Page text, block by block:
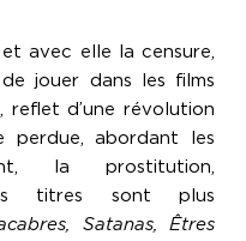
avec elle la censure,
jouer dans les films
reflet d’une révolution
perdue, abordant les
la prostitution,
titres sont plus
Satanas, Êtres